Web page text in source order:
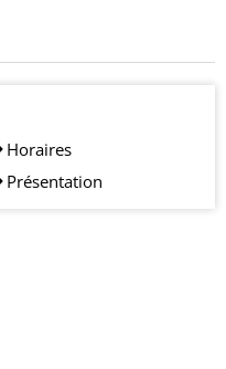
Horaires
Présentation